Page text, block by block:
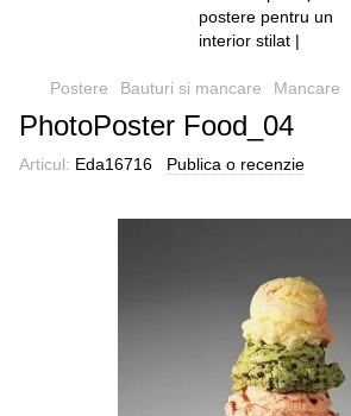
Postere Bauturi si mancare Mancare
PhotoPoster Food_04
Articul: Eda16716 Publica o recenzie